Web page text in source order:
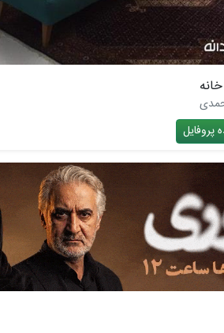
پروفایل